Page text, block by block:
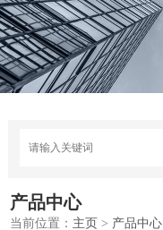
产品中心
当前位置： 主页 > 产品中心